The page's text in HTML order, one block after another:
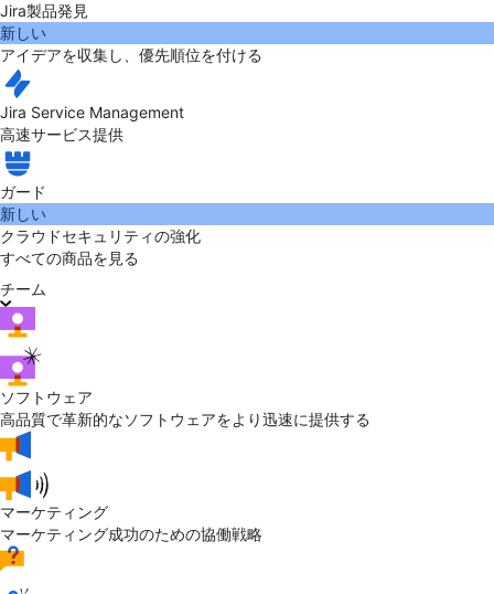
Jira製品発見
新しい
アイデアを収集し、優先順位を付ける
Jira Service Management
高速サービス提供
ガード
新しい
クラウドセキュリティの強化
すべての商品を見る
チーム
ソフトウェア
高品質で革新的なソフトウェアをより迅速に提供する
マーケティング
マーケティング成功のための協働戦略